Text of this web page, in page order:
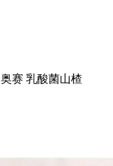
奥赛 乳酸菌山楂